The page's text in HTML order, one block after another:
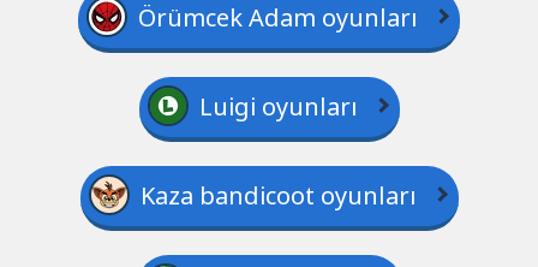
Örümcek Adam oyunları
Luigi oyunları
Kaza bandicoot oyunları